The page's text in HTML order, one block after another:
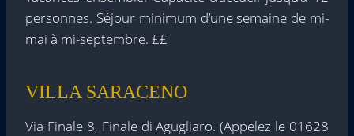
personnes. Séjour minimum d’une semaine de mi-
mai à mi-septembre. ££
VILLA SARACENO
Via Finale 8, Finale di Agugliaro. (Appelez le 01628